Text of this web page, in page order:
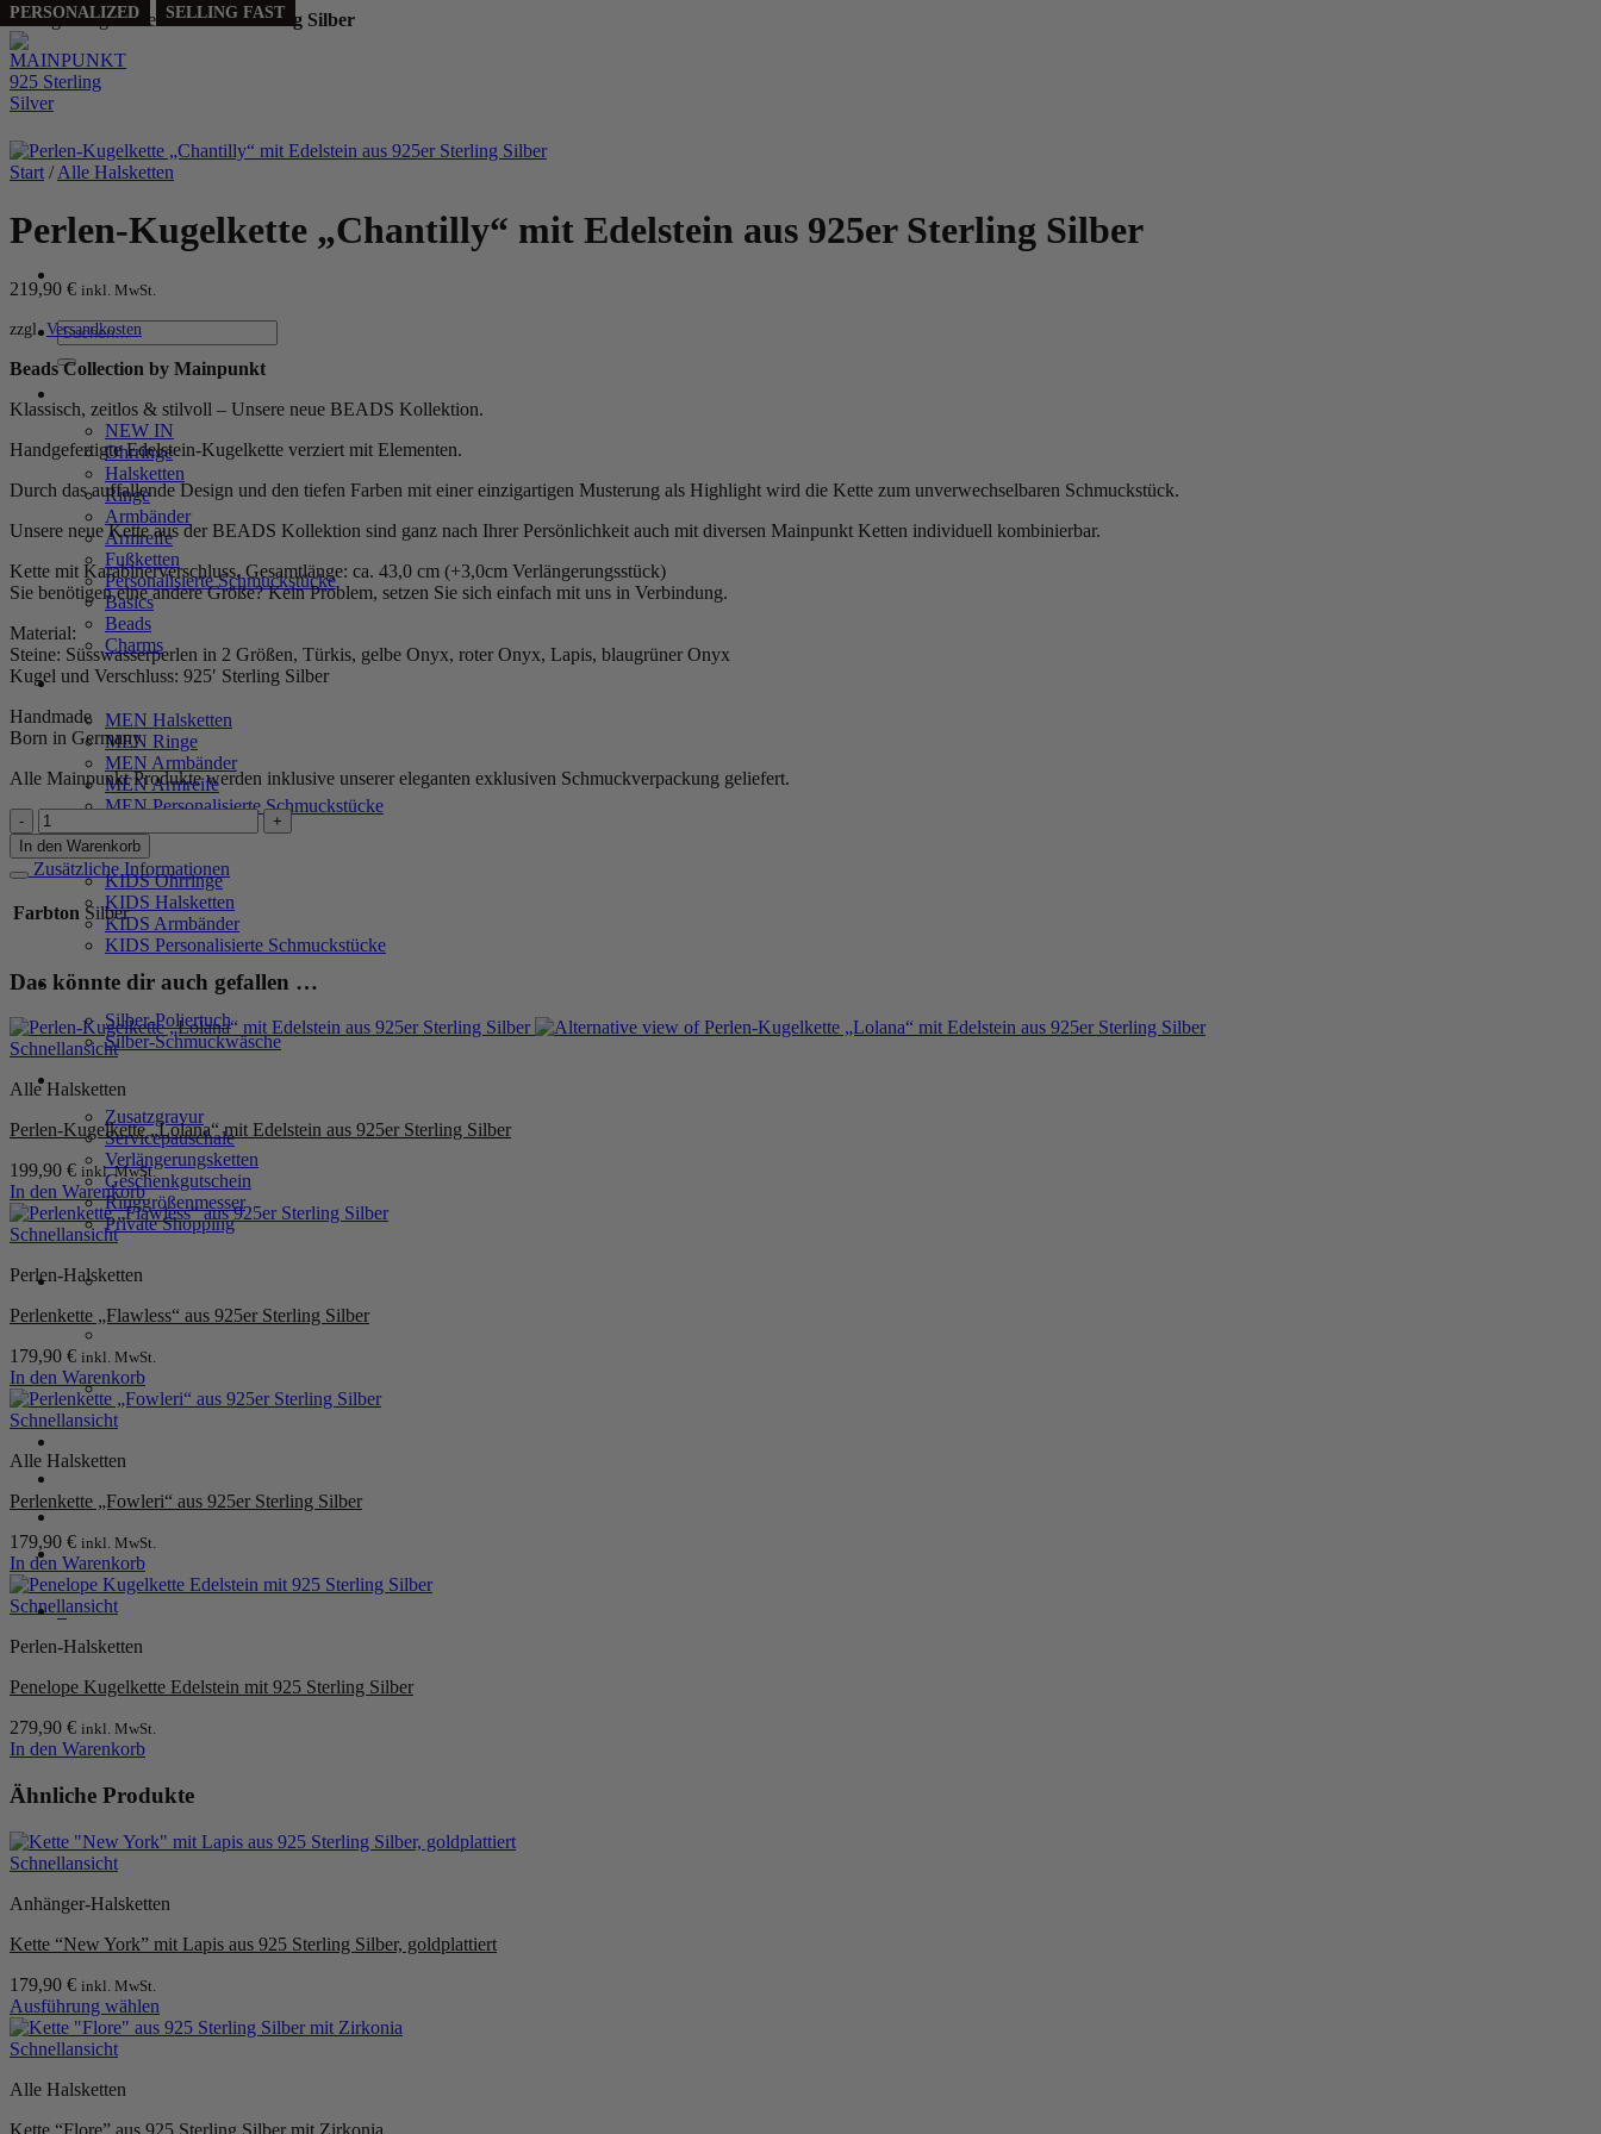
Handgefertigt aus echtem925 Sterling Silber
Zum
Inhalt
springen
Suchen
nach:
NEW IN
Ohrringe
Halsketten
Ringe
Armbänder
Armreife
Fußketten
Personalisierte Schmuckstücke
Basics
Beads
Charms
MEN
MEN Halsketten
MEN Ringe
MEN Armbänder
MEN Armreife
MEN Personalisierte Schmuckstücke
KIDS
KIDS Ohrringe
KIDS Halsketten
KIDS Armbänder
KIDS Personalisierte Schmuckstücke
PRODUKTPFLEGE
Silber-Poliertuch
Silber-Schmuckwäsche
SERVICE
Zusatzgravur
Servicepauschale
Verlängerungsketten
Geschenkgutschein
Ringgrößenmesser
Private Shopping
Warenkorb /0,00€ 0
0
Start / Alle Halsketten
Perlen-Kugelkette „Chantilly“ mit Edelstein aus 925er Sterling Silber
219,90 € inkl. MwSt.
zzgl.Versandkosten
Beads Collection by Mainpunkt
Klassisch, zeitlos & stilvoll – Unsere neue BEADS Kollektion.
Handgefertigte Edelstein-Kugelkette verziert mit Elementen.
Durch das auffallende Design und den tiefen Farben mit einer einzigartigen Musterung als Highlight wird die Kette zum unverwechselbaren Schmuckstück.
Unsere neue Kette aus der BEADS Kollektion sind ganz nach Ihrer Persönlichkeit auch mit diversen Mainpunkt Ketten individuell kombinierbar.
Kette mit Karabinerverschluss, Gesamtlänge: ca. 43,0 cm (+3,0cm Verlängerungsstück)
Sie benötigen eine andere Größe? Kein Problem, setzen Sie sich einfach mit uns in Verbindung.
Material:
Steine: Süsswasserperlen in 2 Größen, Türkis, gelbe Onyx, roter Onyx, Lapis, blaugrüner Onyx
Kugel und Verschluss: 925′ Sterling Silber
Handmade
Born in Germany
Alle Mainpunkt Produkte werden inklusive unserer eleganten exklusiven Schmuckverpackung geliefert.
Perlen-
Kugelkette
„Chantilly“
mit
Edelstein
aus
Silber
In den Warenkorb
Zusätzliche Informationen
Farbton Silber
Das könnte dir auch gefallen …
Schnellansicht
Alle Halsketten
Perlen-Kugelkette „Lolana“ mit Edelstein aus 925er Sterling Silber
199,90 € inkl. MwSt.
In den Warenkorb
Schnellansicht
Perlen-Halsketten
Perlenkette „Flawless“ aus 925er Sterling Silber
179,90 € inkl. MwSt.
In den Warenkorb
Schnellansicht
Alle Halsketten
Perlenkette „Fowleri“ aus 925er Sterling Silber
179,90 € inkl. MwSt.
In den Warenkorb
Schnellansicht
Perlen-Halsketten
Penelope Kugelkette Edelstein mit 925 Sterling Silber
279,90 € inkl. MwSt.
In den Warenkorb
Ähnliche Produkte
Schnellansicht
Anhänger-Halsketten
Kette “New York” mit Lapis aus 925 Sterling Silber, goldplattiert
179,90 € inkl. MwSt.
Ausführung wählen
Dieses
Produkt
mehrere
Schnellansicht
Alle Halsketten
Kette “Flore” aus 925 Sterling Silber mit Zirkonia
PERSONALIZED SELLING FAST